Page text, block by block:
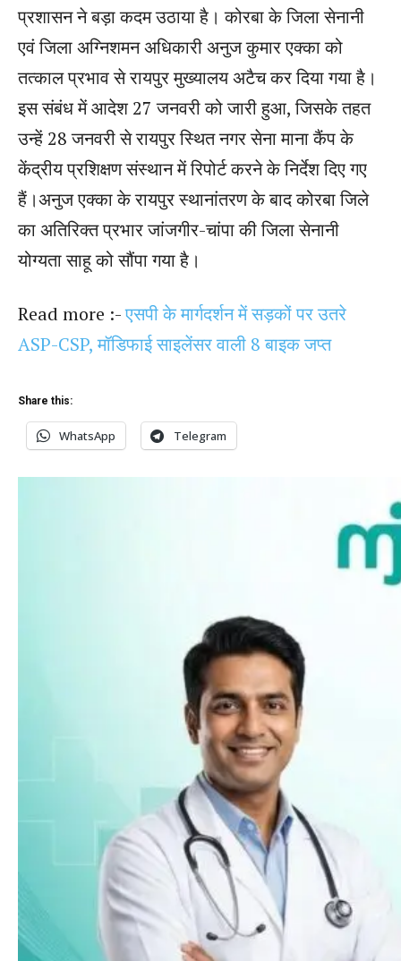
प्रशासन ने बड़ा कदम उठाया है। कोरबा के जिला सेनानी
एवं जिला अग्निशमन अधिकारी अनुज कुमार एक्का को
तत्काल प्रभाव से रायपुर मुख्यालय अटैच कर दिया गया है।
इस संबंध में आदेश 27 जनवरी को जारी हुआ, जिसके तहत
उन्हें 28 जनवरी से रायपुर स्थित नगर सेना माना कैंप के
केंद्रीय प्रशिक्षण संस्थान में रिपोर्ट करने के निर्देश दिए गए
हैं।अनुज एक्का के रायपुर स्थानांतरण के बाद कोरबा जिले
का अतिरिक्त प्रभार जांजगीर-चांपा की जिला सेनानी
योग्यता साहू को सौंपा गया है।
Read more :-एसपी के मार्गदर्शन में सड़कों पर उतरे
ASP-CSP, मॉडिफाई साइलेंसर वाली 8 बाइक जप्त
Share this:
WhatsApp Telegram